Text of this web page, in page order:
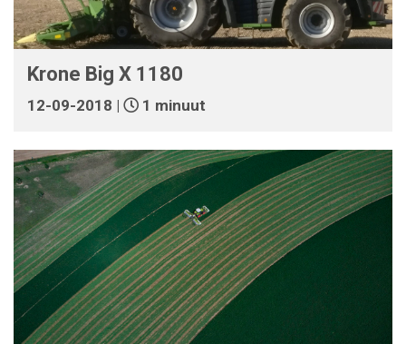
Krone Big X 1180
12-09-2018 | 1 minuut